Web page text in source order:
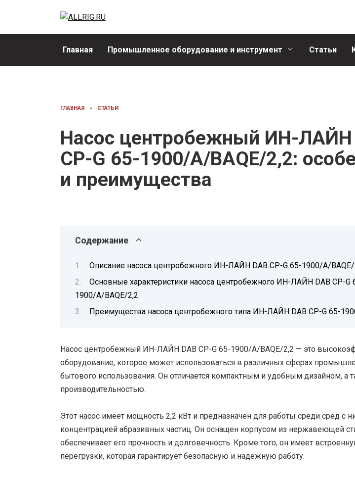
Главная Промышленное оборудование и инструмент Статьи
ГЛАВНАЯ » СТАТЬИ
Насос центробежный ИН-ЛАЙН
CP-G 65-1900/A/BAQE/2,2:
и преимущества
Содержание
Описание насоса центробежного ИН-ЛАЙН DAB CP-G 65-1900/A/BAQE/
Основные характеристики насоса центробежного ИН-ЛАЙН DAB CP-G
1900/A/BAQE/2,2
Преимущества насоса центробежного типа ИН-ЛАЙН DAB CP-G 65-
Насос центробежный ИН-ЛАЙН DAB CP-G 65-1900/A/BAQE/2,2 — это
оборудование, которое может использоваться в различных сферах
бытового использования. Он отличается компактным и удобным дизайном, а
производительностью.
Этот насос имеет мощность 2,2 кВт и предназначен для работы среди сред с
концентрацией абразивных частиц. Он оснащен корпусом из нержавеющей
обеспечивает его прочность и долговечность. Кроме того, он имеет
перегрузки, которая гарантирует безопасную и надежную работу.